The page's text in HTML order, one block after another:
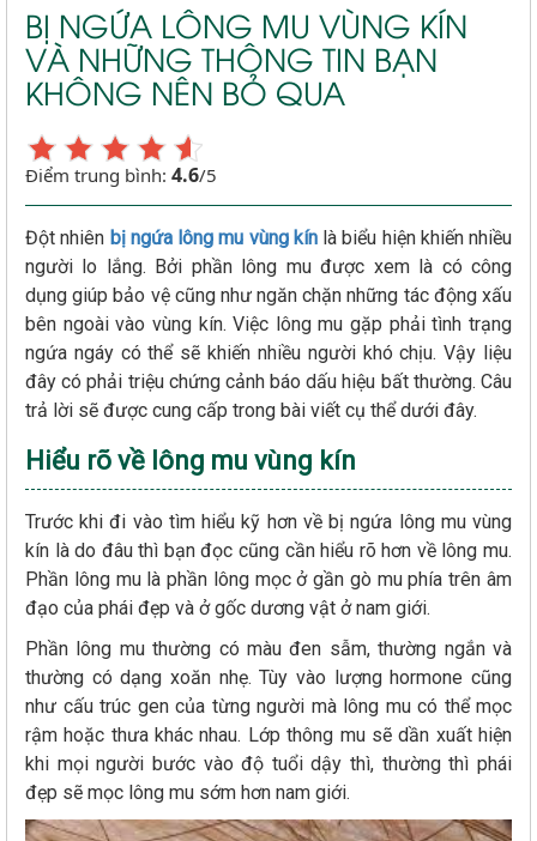
BỊ NGỨA LÔNG MU VÙNG KÍN
VÀ NHỮNG THÔNG TIN BẠN
KHÔNG NÊN BỎ QUA
Điểm trung bình: 4.6/5
Đột nhiên bị ngứa lông mu vùng kínlà biểu hiện khiến nhiều
người lo lắng. Bởi phần lông mu được xem là có công
dụng giúp bảo vệ cũng như ngăn chặn những tác động xấu
bên ngoài vào vùng kín. Việc lông mu gặp phải tình trạng
ngứa ngáy có thể sẽ khiến nhiều người khó chịu. Vậy liệu
đây có phải triệu chứng cảnh báo dấu hiệu bất thường. Câu
trả lời sẽ được cung cấp trong bài viết cụ thể dưới đây.
Hiểu rõ về lông mu vùng kín
Trước khi đi vào tìm hiểu kỹ hơn về bị ngứa lông mu vùng
kín là do đâu thì bạn đọc cũng cần hiểu rõ hơn về lông mu.
Phần lông mu là phần lông mọc ở gần gò mu phía trên âm
đạo của phái đẹp và ở gốc dương vật ở nam giới.
Phần lông mu thường có màu đen sẫm, thường ngắn và
thường có dạng xoăn nhẹ. Tùy vào lượng hormone cũng
như cấu trúc gen của từng người mà lông mu có thể mọc
rậm hoặc thưa khác nhau. Lớp thông mu sẽ dần xuất hiện
khi mọi người bước vào độ tuổi dậy thì, thường thì phái
đẹp sẽ mọc lông mu sớm hơn nam giới.